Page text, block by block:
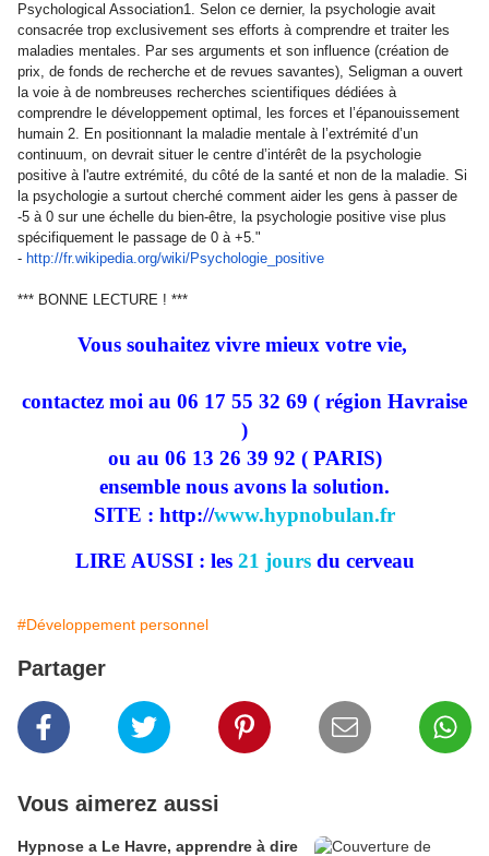
Psychological Association1. Selon ce dernier, la psychologie avait
consacrée trop exclusivement ses efforts à comprendre et traiter les
maladies mentales. Par ses arguments et son influence (création de
prix, de fonds de recherche et de revues savantes), Seligman a ouvert
la voie à de nombreuses recherches scientifiques dédiées à
comprendre le développement optimal, les forces et l’épanouissement
humain 2. En positionnant la maladie mentale à l’extrémité d’un
continuum, on devrait situer le centre d’intérêt de la psychologie
positive à l'autre extrémité, du côté de la santé et non de la maladie. Si
la psychologie a surtout cherché comment aider les gens à passer de
-5 à 0 sur une échelle du bien-être, la psychologie positive vise plus
spécifiquement le passage de 0 à +5."
- http://fr.wikipedia.org/wiki/Psychologie_positive
*** BONNE LECTURE ! ***
Vous souhaitez vivre mieux votre vie,
contactez moi au 06 17 55 32 69 ( région Havraise
)
ou au 06 13 26 39 92 ( PARIS)
ensemble nous avons la solution.
SITE : http://www.hypnobulan.fr
LIRE AUSSI : les 21 joursdu cerveau
#Développement personnel
Partager
Vous aimerez aussi
Hypnose a Le Havre, apprendre à dire